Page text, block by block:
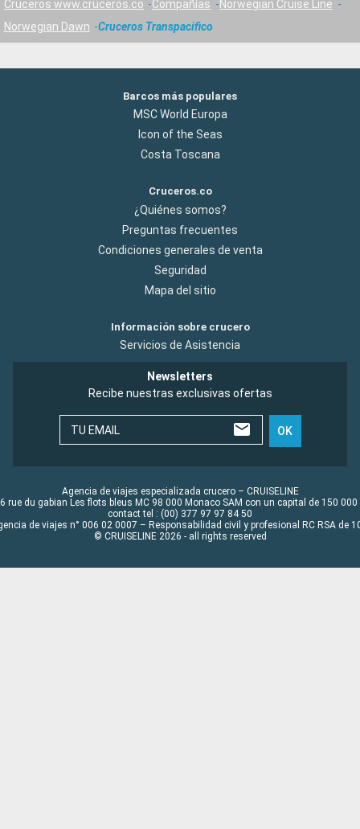
Cruceros www.cruceros.co Compañías
Norwegian Cruise Line
Norwegian Dawn
Cruceros Transpacifico
Barcos más populares
MSC World Europa
Icon of the Seas
Costa Toscana
Cruceros.co
¿Quiénes somos?
Preguntas frecuentes
Condiciones generales de venta
Seguridad
Mapa del sitio
Información sobre crucero
Servicios de Asistencia
Newsletters
Recibe nuestras exclusivas ofertas
TU EMAIL OK
Agencia de viajes especializada crucero – CRUISELINE
rue du gabian Les flots bleus MC 98 000 Monaco SAM con un capital de 150 000
contact tel : (00) 377 97 97 84 50
de viajes n° 006 02 0007 – Responsabilidad civil y profesional RC RSA de
© CRUISELINE 2026 - all rights reserved